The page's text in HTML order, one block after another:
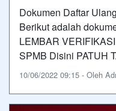
Dokumen Daftar
Berikut adalah
LEMBAR
SPMB Disini PATUH
10/06/2022 09:15 - Oleh